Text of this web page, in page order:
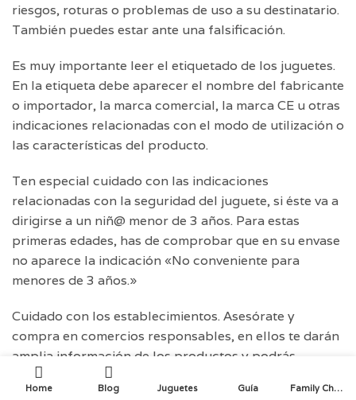
riesgos, roturas o problemas de uso a su destinatario.
También puedes estar ante una falsificación.
Es muy importante leer el etiquetado de los juguetes.
En la etiqueta debe aparecer el nombre del fabricante
o importador, la marca comercial, la marca CE u otras
indicaciones relacionadas con el modo de utilización o
las características del producto.
Ten especial cuidado con las indicaciones
relacionadas con la seguridad del juguete, si éste va a
dirigirse a un niñ@ menor de 3 años. Para estas
primeras edades, has de comprobar que en su envase
no aparece la indicación «No conveniente para
menores de 3 años.»
Cuidado con los establecimientos. Asesórate y
compra en comercios responsables, en ellos te darán
amplia información de los productos y podrás
reclamar si encuentras algún problema. Para intentar
no equivocarse es importante dejarse orientar por
Home Blog Juguetes Guía Family Choice